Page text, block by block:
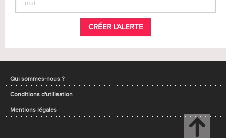
CRÉER L'ALERTE
Qui sommes-nous ?
Conditions d'utilisation
Mentions légales